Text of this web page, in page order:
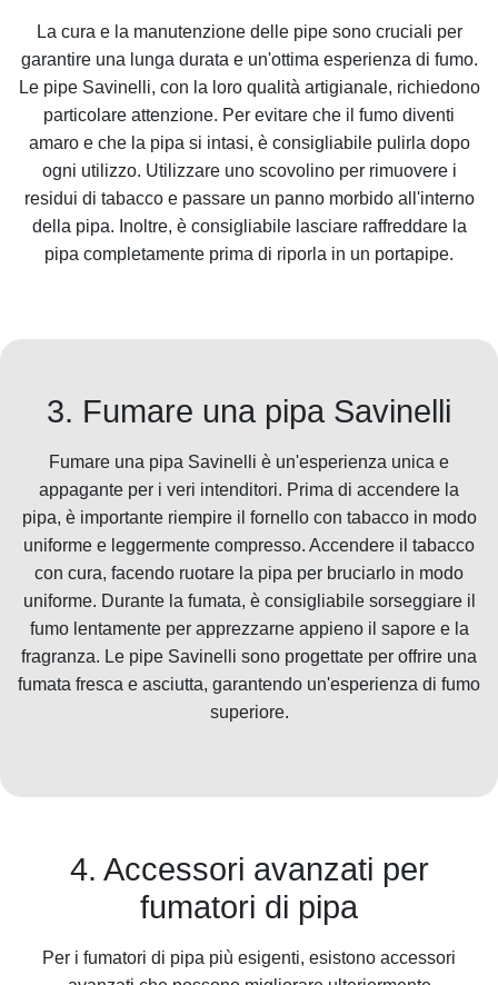
La cura e la manutenzione delle pipe sono cruciali per
garantire una lunga durata e un'ottima esperienza di fumo.
Le pipe Savinelli, con la loro qualità artigianale, richiedono
particolare attenzione. Per evitare che il fumo diventi
amaro e che la pipa si intasi, è consigliabile pulirla dopo
ogni utilizzo. Utilizzare uno scovolino per rimuovere i
residui di tabacco e passare un panno morbido all'interno
della pipa. Inoltre, è consigliabile lasciare raffreddare la
pipa completamente prima di riporla in un portapipe.
3. Fumare una pipa Savinelli
Fumare una pipa Savinelli è un'esperienza unica e
appagante per i veri intenditori. Prima di accendere la
pipa, è importante riempire il fornello con tabacco in modo
uniforme e leggermente compresso. Accendere il tabacco
con cura, facendo ruotare la pipa per bruciarlo in modo
uniforme. Durante la fumata, è consigliabile sorseggiare il
fumo lentamente per apprezzarne appieno il sapore e la
fragranza. Le pipe Savinelli sono progettate per offrire una
fumata fresca e asciutta, garantendo un'esperienza di fumo
superiore.
4. Accessori avanzati per
fumatori di pipa
Per i fumatori di pipa più esigenti, esistono accessori